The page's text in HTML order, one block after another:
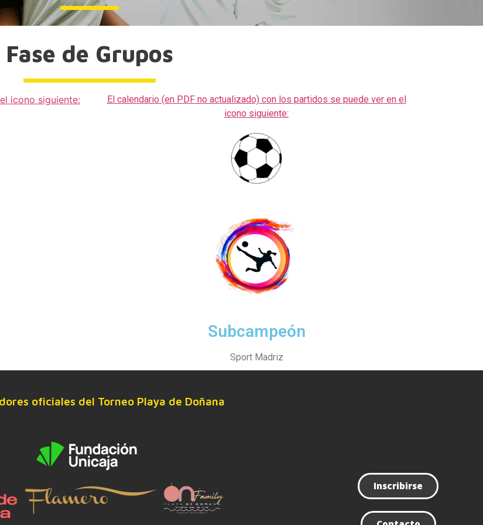
Fase de Grupos
icono siguiente:
El calendario (en PDF no actualizado) con los partidos se puede ver en el
icono siguiente:
Subcampeón
Sport Madriz
oficiales del Torneo Playa de Doñana
Inscribirse